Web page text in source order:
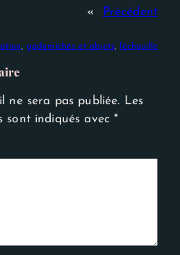
«
Précédent
, godemichés et objets, léchouille
ne sera pas publiée. Les
sont indiqués avec*